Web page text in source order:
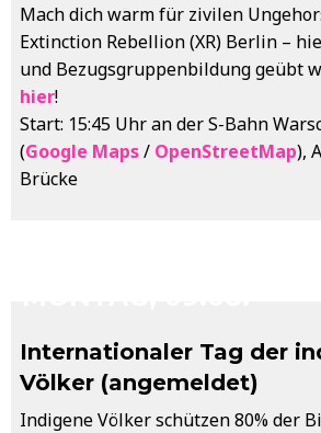
Mach dich warm für zivilen
Extinction Rebellion (XR) Berlin –
und Bezugsgruppenbildung geübt
hier!
Start: 15:45 Uhr an der S-Bahn
(Google Maps/ OpenStreetMap),
Brücke
Internationaler Tag der
Völker (angemeldet)
Indigene Völker schützen 80% der